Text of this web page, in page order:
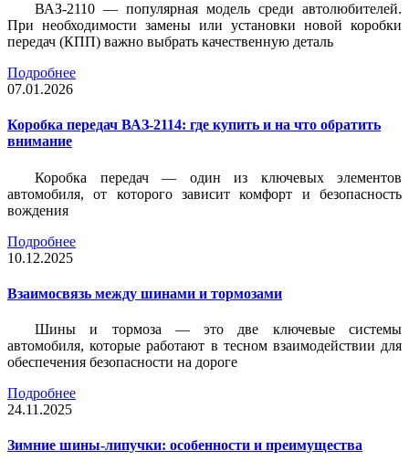
ВАЗ-2110 — популярная модель среди автолюбителей.
При необходимости замены или установки новой коробки
передач (КПП) важно выбрать качественную деталь
Подробнее
07.01.2026
Коробка передач ВАЗ-2114: где купить и на что обратить
внимание
Коробка передач — один из ключевых элементов
автомобиля, от которого зависит комфорт и безопасность
вождения
Подробнее
10.12.2025
Взаимосвязь между шинами и тормозами
Шины и тормоза — это две ключевые системы
автомобиля, которые работают в тесном взаимодействии для
обеспечения безопасности на дороге
Подробнее
24.11.2025
Зимние шины-липучки: особенности и преимущества